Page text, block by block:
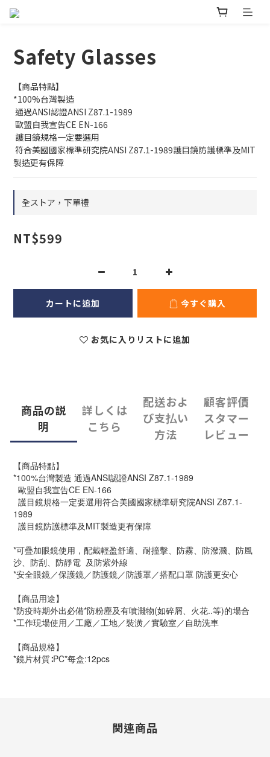
Safety Glasses
【商品特點】
*100%台灣製造
通過ANSI認證ANSI Z87.1-1989
歐盟自我宣告CE EN-166
護目鏡規格一定要選用
製造更有保障
全ストア，下單禮
NT$599
カートに追加 今すぐ購入
お気に入りリストに追加
商品の説
明
詳しくは
こちら
配送およ
び支払い
方法
顧客評價
スタマー
レビュー
【商品特點】
*100%台灣製造 通過ANSI認證ANSI Z87.1-1989
  歐盟自我宣告CE EN-166
護目鏡規格一定要選用符合美國國家標準研究院ANSI Z87.1-
1989
  護目鏡防護標準及MIT製造更有保障
*可疊加眼鏡使用，配戴輕盈舒適、耐撞擊、防霧、防潑濺、防風
沙、防刮、防靜電  及防紫外線
*安全眼鏡／保護鏡／防護鏡／防護罩／搭配口罩 防護更安心
【商品用途】
*防疫時期外出必備*防粉塵及有噴濺物(如碎屑、火花..等)的場合
*工作現場使用／工廠／工地／裝潢／實驗室／自助洗車
【商品規格】
*鏡片材質∶PC*每盒:12pcs
関連商品